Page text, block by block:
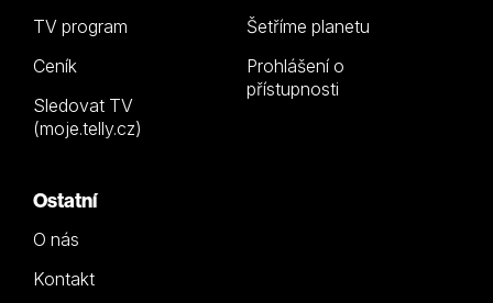
TV program
Ceník
Sledovat TV
(moje.telly.cz)
Šetříme planetu
Prohlášení o
přístupnosti
Ostatní
O nás
Kontakt